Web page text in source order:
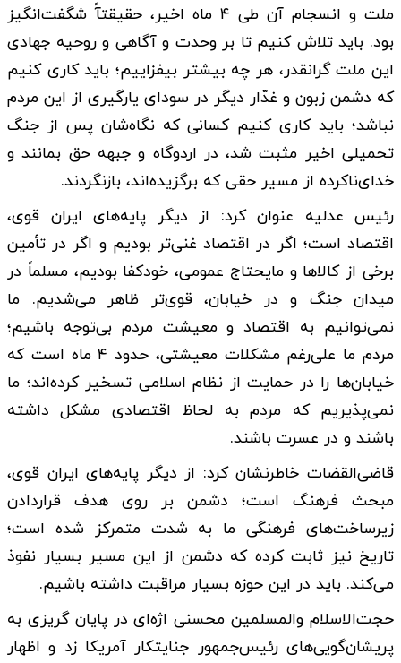
ملت و انسجام آن طی ۴ ماه اخیر، حقیقتآً شگفت‌انگیز
بود. باید تلاش کنیم تا بر وحدت و آگاهی و روحیه جهادی
این ملت گرانقدر، هر چه بیشتر بیفزاییم؛ باید کاری کنیم
که دشمن زبون و غدّار دیگر در سودای یارگیری از این مردم
نباشد؛ باید کاری کنیم کسانی که نگاه‌شان پس از جنگ
تحمیلی اخیر مثبت شد، در اردوگاه و جبهه حق بمانند و
خدای‌ناکرده از مسیر حقی که برگزیده‌اند، بازنگردند.
رئیس عدلیه عنوان کرد: از دیگر پایه‌های ایران قوی،
اقتصاد است؛ اگر در اقتصاد غنی‌تر بودیم و اگر در تأمین
برخی از کالاها و مایحتاج عمومی، خودکفا بودیم، مسلماً در
میدان جنگ و در خیابان، قوی‌تر ظاهر می‌شدیم. ما
نمی‌توانیم به اقتصاد و معیشت مردم بی‌توجه باشیم؛
مردم ما علی‌رغم مشکلات معیشتی، حدود ۴ ماه است که
خیابان‌ها را در حمایت از نظام اسلامی تسخیر کرده‌اند؛ ما
نمی‌پذیریم که مردم به لحاظ اقتصادی مشکل داشته
باشند و در عسرت باشند.
قاضی‌القضات خاطرنشان کرد: از دیگر پایه‌های ایران قوی،
مبحث فرهنگ است؛ دشمن بر روی هدف قراردادن
زیرساخت‌های فرهنگی ما به شدت متمرکز شده است؛
تاریخ نیز ثابت کرده که دشمن از این مسیر بسیار نفوذ
می‌کند. باید در این حوزه بسیار مراقبت داشته باشیم.
حجت‌الاسلام‌ والمسلمین محسنی اژه‌ای در پایان گریزی به
پریشان‌گویی‌های رئیس‌جمهور جنایتکار آمریکا زد و اظهار